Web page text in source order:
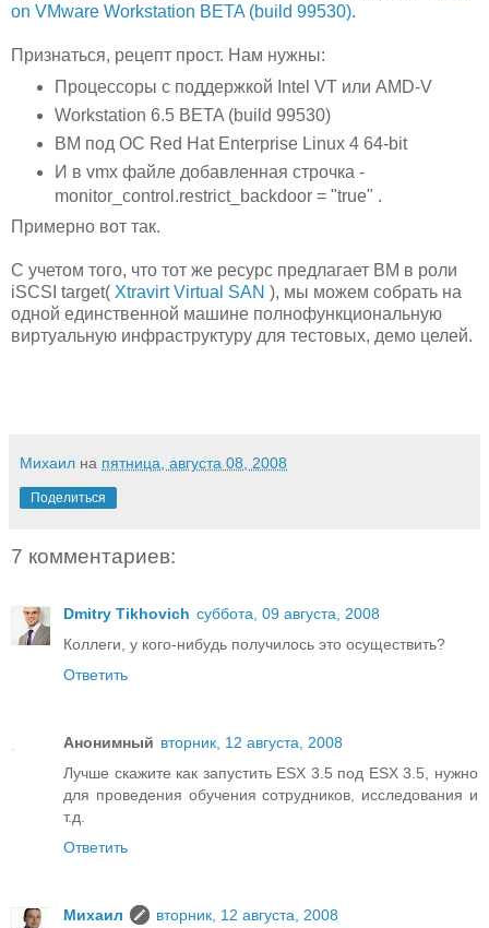
on VMware Workstation BETA (build 99530).
Признаться, рецепт прост. Нам нужны:
Процессоры с поддержкой Intel VT или AMD-V
Workstation 6.5 BETA (build 99530)
ВМ под ОС Red Hat Enterprise Linux 4 64-bit
И в vmx файле добавленная строчка -
monitor_control.restrict_backdoor = "true" .
Примерно вот так.
С учетом того, что тот же ресурс предлагает ВМ в роли
iSCSI target( Xtravirt Virtual SAN ), мы можем собрать на
одной единственной машине полнофункциональную
виртуальную инфраструктуру для тестовых, демо целей.
Михаил на пятница, августа 08, 2008
Поделиться
7 комментариев:
Dmitry Tikhovich суббота, 09 августа, 2008
Коллеги, у кого-нибудь получилось это осуществить?
Ответить
Анонимный вторник, 12 августа, 2008
Лучше скажите как запустить ESX 3.5 под ESX 3.5, нужно
для проведения обучения сотрудников, исследования и
т.д.
Ответить
Михаил
вторник, 12 августа, 2008